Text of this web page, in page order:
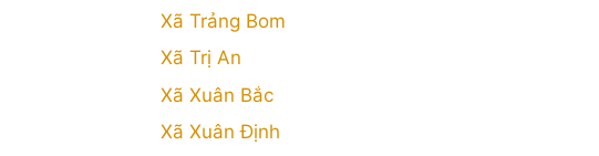
Xã Trảng Bom
Xã Trị An
Xã Xuân Bắc
Xã Xuân Định